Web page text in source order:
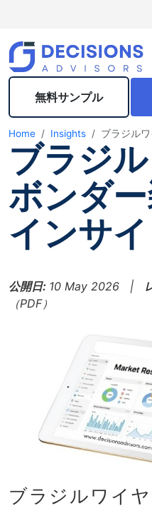
無料サンプル
Home Insights ブラジル
ブラジ
ボンダ
インサイ
公開日: 10 May 2026 |
（PDF）
ブラジルワイ